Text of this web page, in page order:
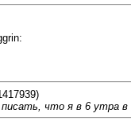
что я в 6 утра